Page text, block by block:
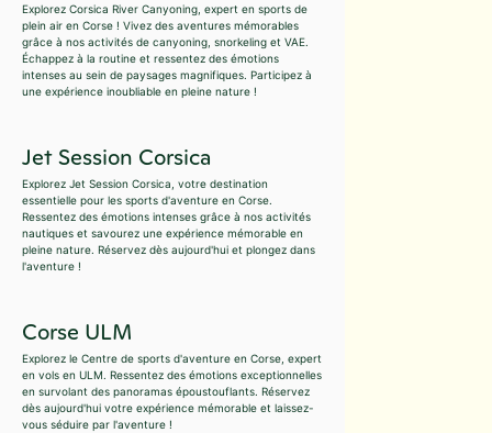
Explorez Corsica River Canyoning, expert en sports de
plein air en Corse ! Vivez des aventures mémorables
grâce à nos activités de canyoning, snorkeling et VAE.
Échappez à la routine et ressentez des émotions
intenses au sein de paysages magnifiques. Participez à
une expérience inoubliable en pleine nature !
Jet Session Corsica
Explorez Jet Session Corsica, votre destination
essentielle pour les sports d'aventure en Corse.
Ressentez des émotions intenses grâce à nos activités
nautiques et savourez une expérience mémorable en
pleine nature. Réservez dès aujourd'hui et plongez dans
l'aventure !
Corse ULM
Explorez le Centre de sports d'aventure en Corse, expert
en vols en ULM. Ressentez des émotions exceptionnelles
en survolant des panoramas époustouflants. Réservez
dès aujourd'hui votre expérience mémorable et laissez-
vous séduire par l'aventure !